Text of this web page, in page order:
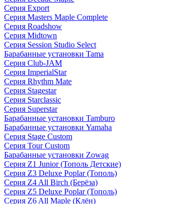
Серия Export
Серия Masters Maple Complete
Серия Roadshow
Серия Midtown
Серия Session Studio Select
Барабанные установки Tama
Серия Club-JAM
Серия ImperialStar
Серия Rhythm Mate
Серия Stagestar
Серия Starclassic
Серия Superstar
Барабанные установки Tamburo
Барабанные установки Yamaha
Серия Stage Custom
Серия Tour Custom
Барабанные установки Zowag
Серия Z1 Junior (Тополь Детские)
Серия Z3 Deluxe Poplar (Тополь)
Серия Z4 All Birch (Берёза)
Серия Z5 Deluxe Poplar (Тополь)
Серия Z6 All Maple (Клён)